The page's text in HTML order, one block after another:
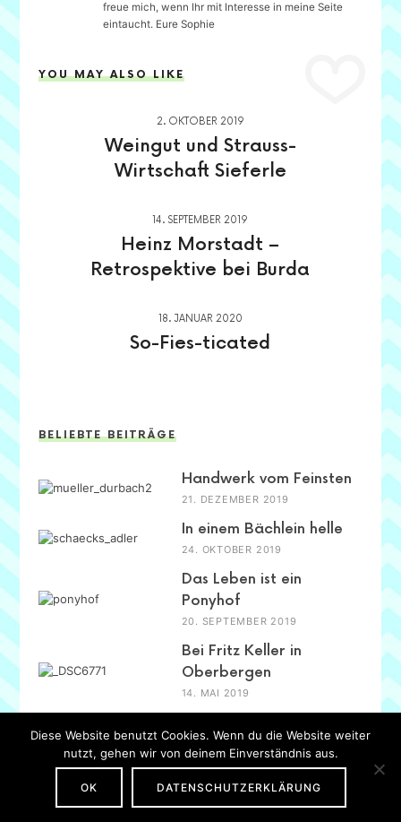
freue mich, wenn Ihr mit Interesse in meine Seite
eintaucht. Eure Sophie
YOU MAY ALSO LIKE
2. OKTOBER 2019
Weingut und Strauss-
Wirtschaft Sieferle
14. SEPTEMBER 2019
Heinz Morstadt –
Retrospektive bei Burda
18. JANUAR 2020
So-Fies-ticated
BELIEBTE BEITRÄGE
Handwerk vom Feinsten
21. DEZEMBER 2019
In einem Bächlein helle
24. OKTOBER 2019
Das Leben ist ein
Ponyhof
20. SEPTEMBER 2019
Bei Fritz Keller in
Oberbergen
14. MAI 2019
Diese Website benutzt Cookies. Wenn du die Website weiter
nutzt, gehen wir von deinem Einverständnis aus.
OK DATENSCHUTZERKLÄRUNG